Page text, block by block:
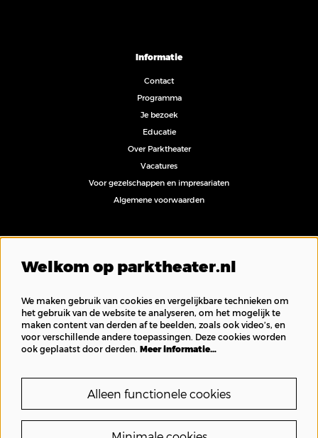
Informatie
Contact
Programma
Je bezoek
Educatie
Over Parktheater
Vacatures
Voor gezelschappen en impresariaten
Algemene voorwaarden
Inschrijven nieuwsbrief
Welkom op parktheater.nl
We maken gebruik van cookies en vergelijkbare technieken om
het gebruik van de website te analyseren, om het mogelijk te
maken content van derden af te beelden, zoals ook video’s, en
voor verschillende andere toepassingen. Deze cookies worden
ook geplaatst door derden. Meer informatie…
Alleen functionele cookies